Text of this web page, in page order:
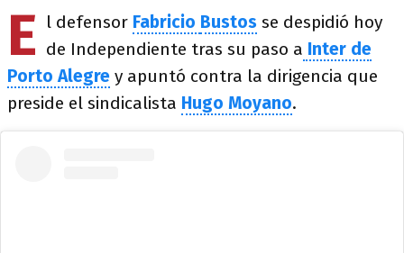
E l defensor Fabricio Bustos se despidió hoy
de Independiente tras su paso a Inter de
Porto Alegre y apuntó contra la dirigencia que
preside el sindicalista Hugo Moyano.